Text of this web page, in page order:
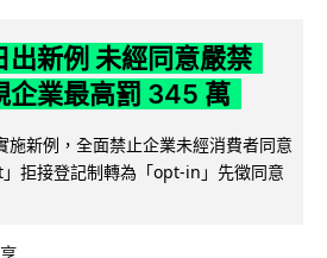
出新例 未經同意嚴禁
企業最高罰 345 萬
施新例，全面禁止企業未經消費者同意
拒接登記制轉為「opt-in」先徵同意